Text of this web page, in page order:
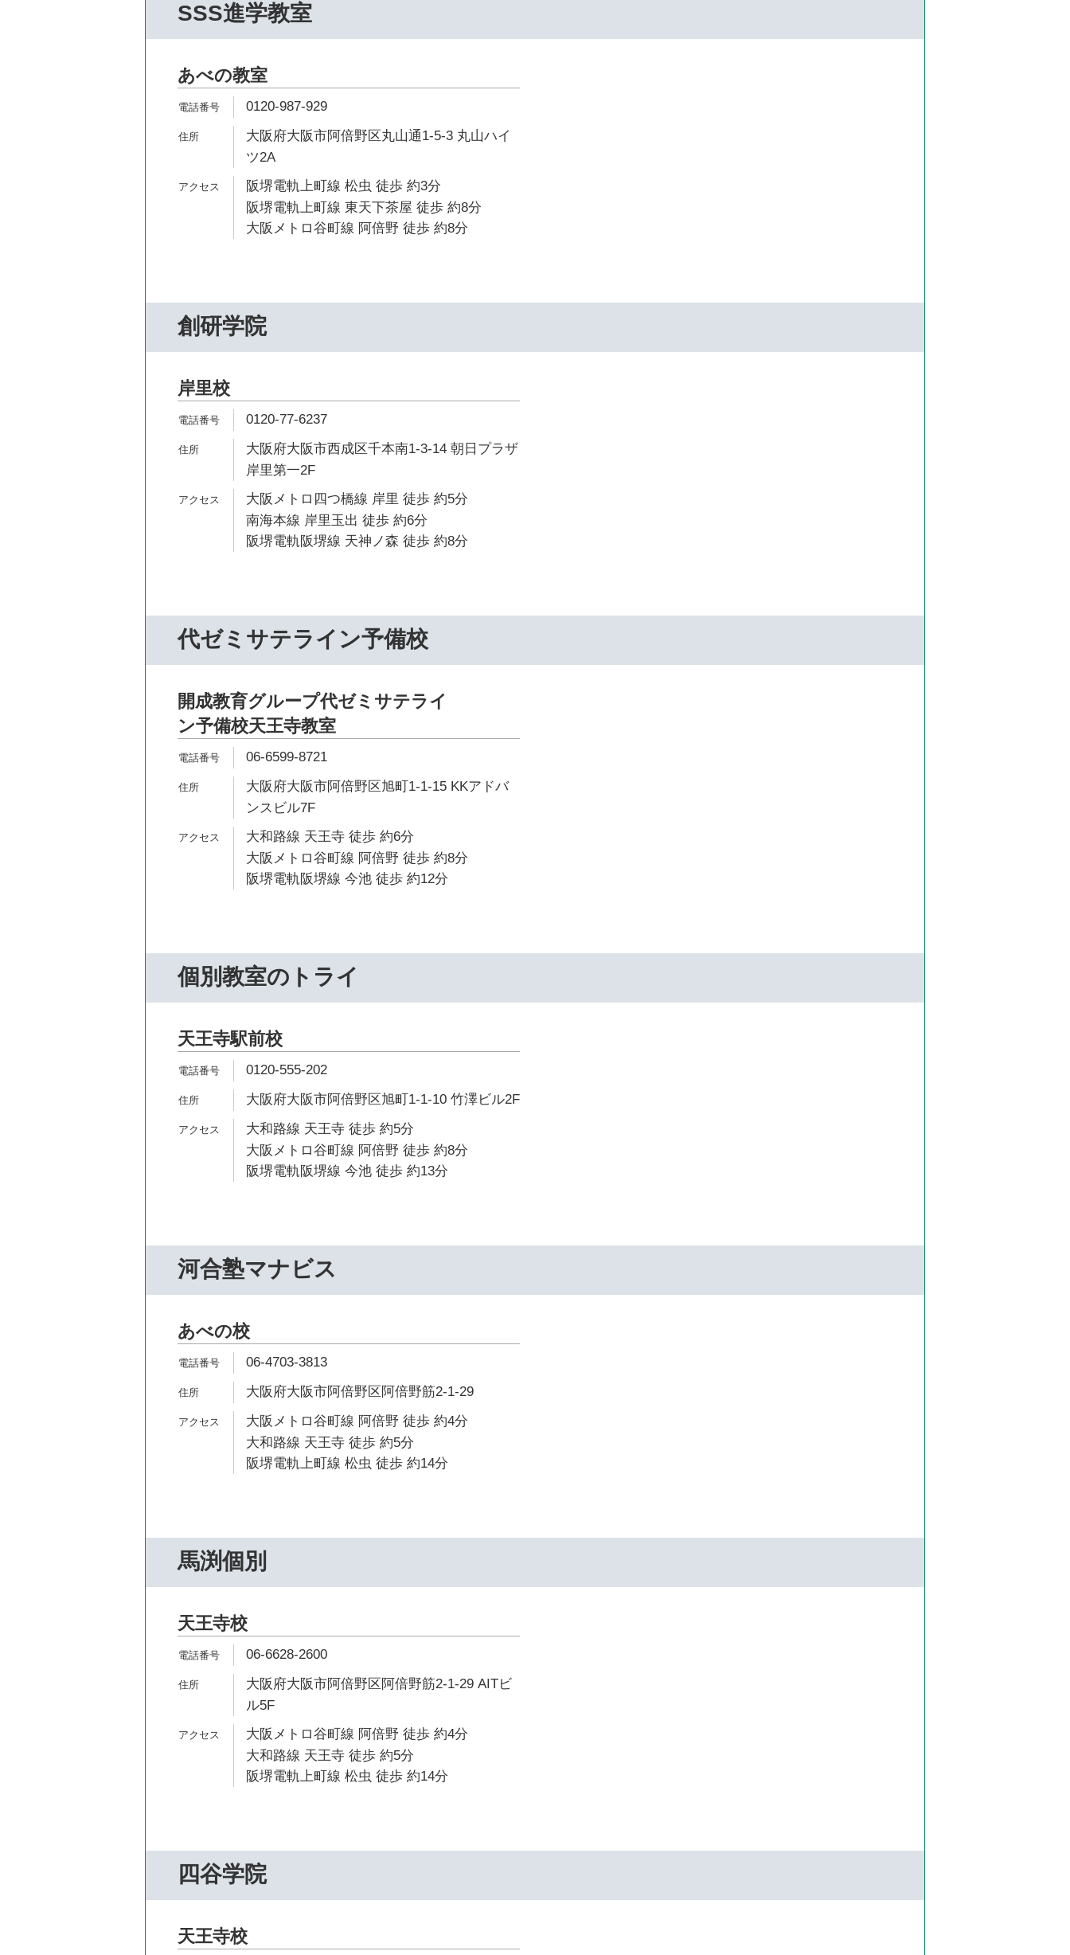
SSS進学教室
あべの教室
0120-987-929
大阪府大阪市阿倍野区丸山通1-5-3 丸山ハイ
ツ2A
阪堺電軌上町線 松虫 徒歩 約3分
阪堺電軌上町線 東天下茶屋 徒歩 約8分
大阪メトロ谷町線 阿倍野 徒歩 約8分
創研学院
岸里校
0120-77-6237
大阪府大阪市西成区千本南1-3-14 朝日プラザ
岸里第一2F
大阪メトロ四つ橋線 岸里 徒歩 約5分
南海本線 岸里玉出 徒歩 約6分
阪堺電軌阪堺線 天神ノ森 徒歩 約8分
代ゼミサテライン予備校
開成教育グループ代ゼミサテライ
ン予備校天王寺教室
06-6599-8721
大阪府大阪市阿倍野区旭町1-1-15 KKアドバ
ンスビル7F
大和路線 天王寺 徒歩 約6分
大阪メトロ谷町線 阿倍野 徒歩 約8分
阪堺電軌阪堺線 今池 徒歩 約12分
個別教室のトライ
天王寺駅前校
0120-555-202
大阪府大阪市阿倍野区旭町1-1-10 竹澤ビル2F
大和路線 天王寺 徒歩 約5分
大阪メトロ谷町線 阿倍野 徒歩 約8分
阪堺電軌阪堺線 今池 徒歩 約13分
河合塾マナビス
あべの校
06-4703-3813
大阪府大阪市阿倍野区阿倍野筋2-1-29
大阪メトロ谷町線 阿倍野 徒歩 約4分
大和路線 天王寺 徒歩 約5分
阪堺電軌上町線 松虫 徒歩 約14分
馬渕個別
天王寺校
06-6628-2600
大阪府大阪市阿倍野区阿倍野筋2-1-29 AITビ
ル5F
大阪メトロ谷町線 阿倍野 徒歩 約4分
大和路線 天王寺 徒歩 約5分
阪堺電軌上町線 松虫 徒歩 約14分
四谷学院
天王寺校